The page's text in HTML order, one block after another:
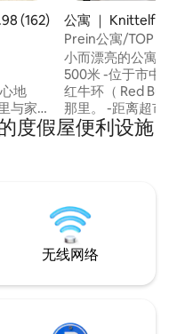
评分 4.98 分（满分 5 分），
(162)
地
与家
公寓 ｜ Knittelfeld
Prein公寓/TOP 8/
小而漂亮的公寓是 -距离Knittelfelder仅
500米 -位于市中心 -距离火车站800米， -
红牛环（ Red Bull
那里。 -距离超市500米 -也是大自然爱好
者 -请勿缩短时间： -穆尔塔尔有很多景点
-自行车道和远足步道。 -房源提
度假屋便利设施
无线网络